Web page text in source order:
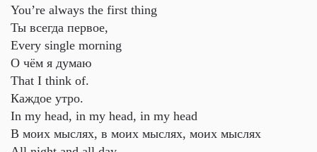
You’re always the first thing
Ты всегда первое,
Every single morning
О чём я думаю
That I think of.
Каждое утро.
In my head, in my head, in my head
В моих мыслях, в моих мыслях, моих мыслях